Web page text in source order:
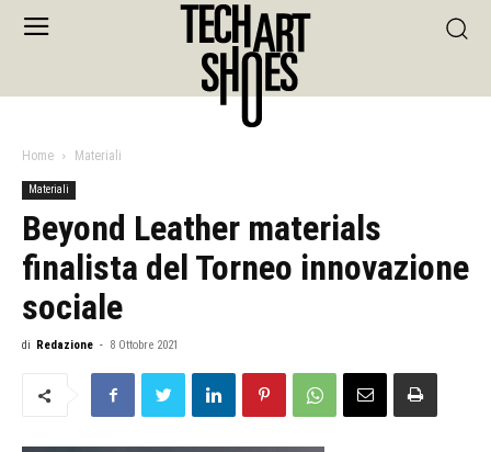
Home Materiali
Materiali
Beyond Leather materials
finalista del Torneo innovazione
sociale
di Redazione - 8 Ottobre 2021